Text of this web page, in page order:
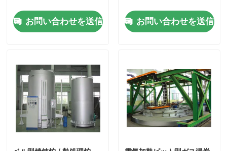
お問い合わせを送信 お問い合わせを送信